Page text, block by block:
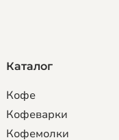
Каталог
Кофе
Кофеварки
Кофемолки